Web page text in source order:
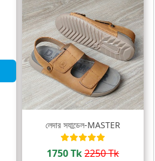
লেদার স্যান্ডেল-MASTER
1750 Tk2250 Tk